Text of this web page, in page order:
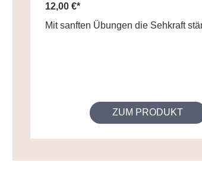
12,00 €*
Mit sanften Übungen die Sehkraft
ZUM PRODUKT